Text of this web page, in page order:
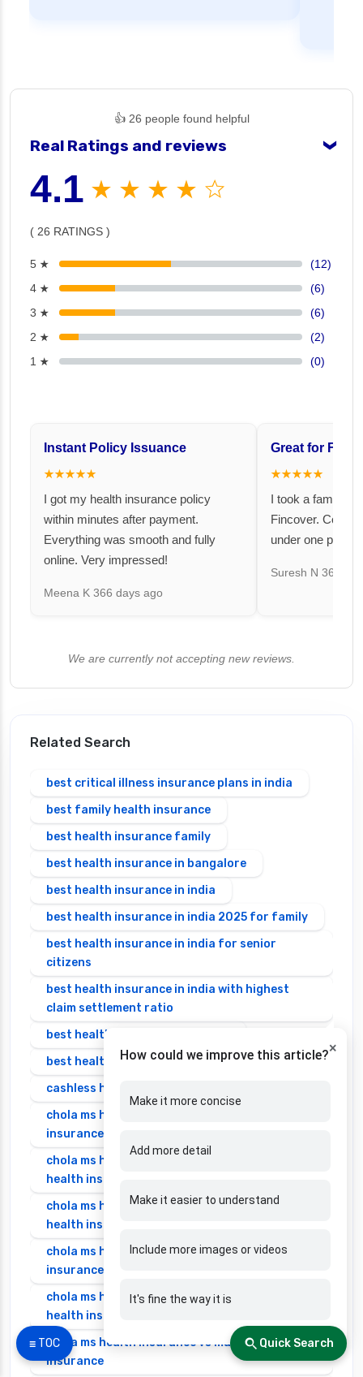
☰ TOC
👍 26 people found helpful
Real Ratings and reviews ❯
4.1 ★ ★ ★ ★ ☆
( 26 RATINGS )
5 ★
(12)
4 ★
(6)
3 ★
(6)
2 ★
(2)
1 ★
(0)
Instant Policy Issuance
★★★★★
I got my health insurance policy
within minutes after payment.
Everything was smooth and fully
online. Very impressed!
Meena K 366 days ago
Great for
★★★★★
I took a family
Fincover.
under one
Suresh N 367
We are currently not accepting new reviews.
Related Search
best critical illness insurance plans in india
best family health insurance
best health insurance family
best health insurance in bangalore
best health insurance in india
best health insurance in india 2025 for family
best health insurance in india for senior
citizens
best health insurance in india with highest
claim settlement ratio
best health insurance individual
best health insurance senior citizen
cashless health insurance
chola ms health insurance vs cignattk health
insurance
chola ms health insurance vs edelweiss general
health insurance
chola ms health insurance vs future generali
health insurance
chola ms health insurance vs go digit health
insurance
chola ms health insurance vs liberty general
health insurance
chola ms health insurance vs magma hdi health
insurance
×
How could we improve this article?
Make it more concise
Add more detail
Make it easier to understand
Include more images or videos
It's fine the way it is
Quick Search